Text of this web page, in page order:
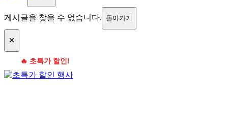
게시글을 찾을 수 없습니다. 돌아가기
🔥 초특가 할인!